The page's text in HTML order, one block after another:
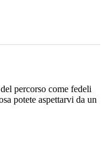
percorso come fedeli
potete aspettarvi da un